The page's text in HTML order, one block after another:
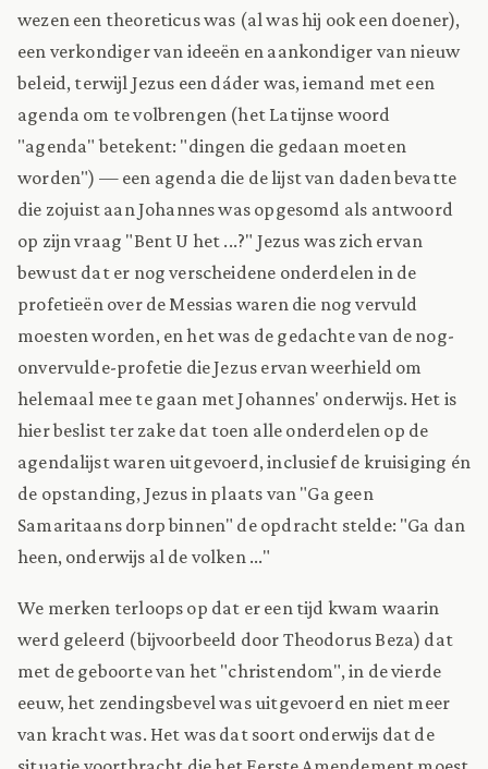
wezen een theoreticus was (al was hij ook een doener),
een verkondiger van ideeën en aankondiger van nieuw
beleid, terwijl Jezus een dáder was, iemand met een
agenda om te volbrengen (het Latijnse woord
"agenda" betekent: "dingen die gedaan moeten
worden") — een agenda die de lijst van daden bevatte
die zojuist aan Johannes was opgesomd als antwoord
op zijn vraag "Bent U het ...?" Jezus was zich ervan
bewust dat er nog verscheidene onderdelen in de
profetieën over de Messias waren die nog vervuld
moesten worden, en het was de gedachte van de nog-
onvervulde-profetie die Jezus ervan weerhield om
helemaal mee te gaan met Johannes' onderwijs. Het is
hier beslist ter zake dat toen alle onderdelen op de
agendalijst waren uitgevoerd, inclusief de kruisiging én
de opstanding, Jezus in plaats van "Ga geen
Samaritaans dorp binnen" de opdracht stelde: "Ga dan
heen, onderwijs al de volken ..."
We merken terloops op dat er een tijd kwam waarin
werd geleerd (bijvoorbeeld door Theodorus Beza) dat
met de geboorte van het "christendom", in de vierde
eeuw, het zendingsbevel was uitgevoerd en niet meer
van kracht was. Het was dat soort onderwijs dat de